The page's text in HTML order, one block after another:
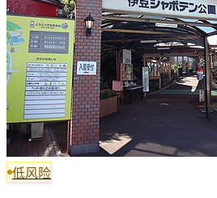
低风险